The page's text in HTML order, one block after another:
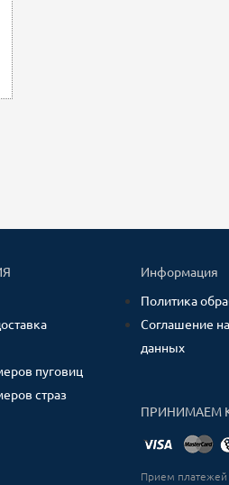
пуговиц
страз
Информация
Политика
Соглашение
данных
ПРИНИМАЕМ
Прием платежей